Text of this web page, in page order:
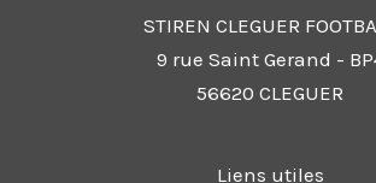
STIREN CLEGUER
9 rue Saint Gerand -
56620 CLEGUER
Liens utiles